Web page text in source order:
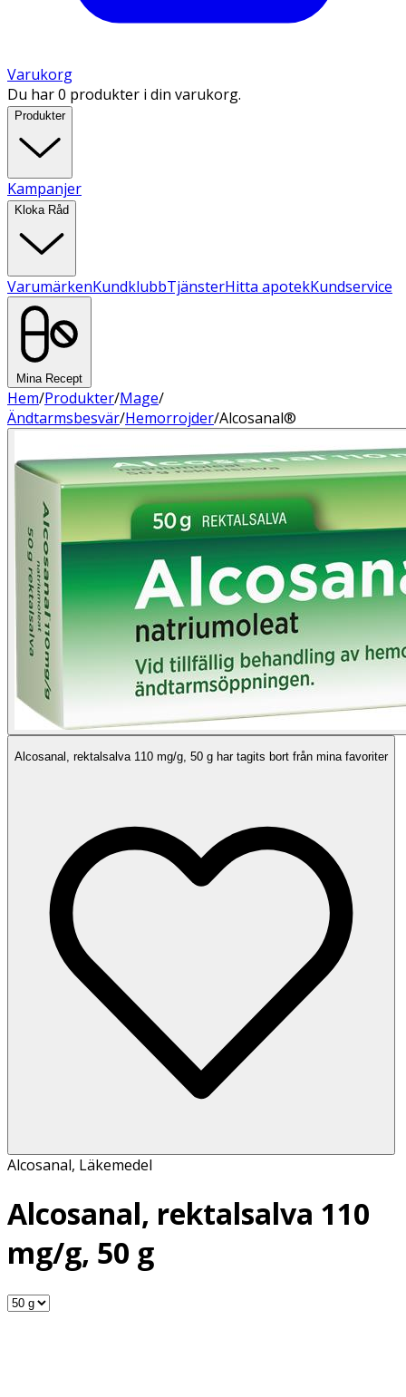
Varukorg
Du har 0 produkter i din varukorg.
Produkter
Kampanjer
Kloka Råd
VarumärkenKundklubbTjänsterHitta apotekKundservice
Mina Recept
Hem/Produkter/Mage/
Ändtarmsbesvär/Hemorrojder/Alcosanal®
Alcosanal, rektalsalva 110 mg/g, 50 g har tagits bort från mina favoriter
Alcosanal, Läkemedel
Alcosanal, rektalsalva 110
mg/g, 50 g